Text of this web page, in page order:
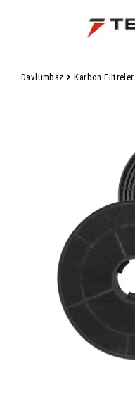
Davlumbaz Karbon Filtreler